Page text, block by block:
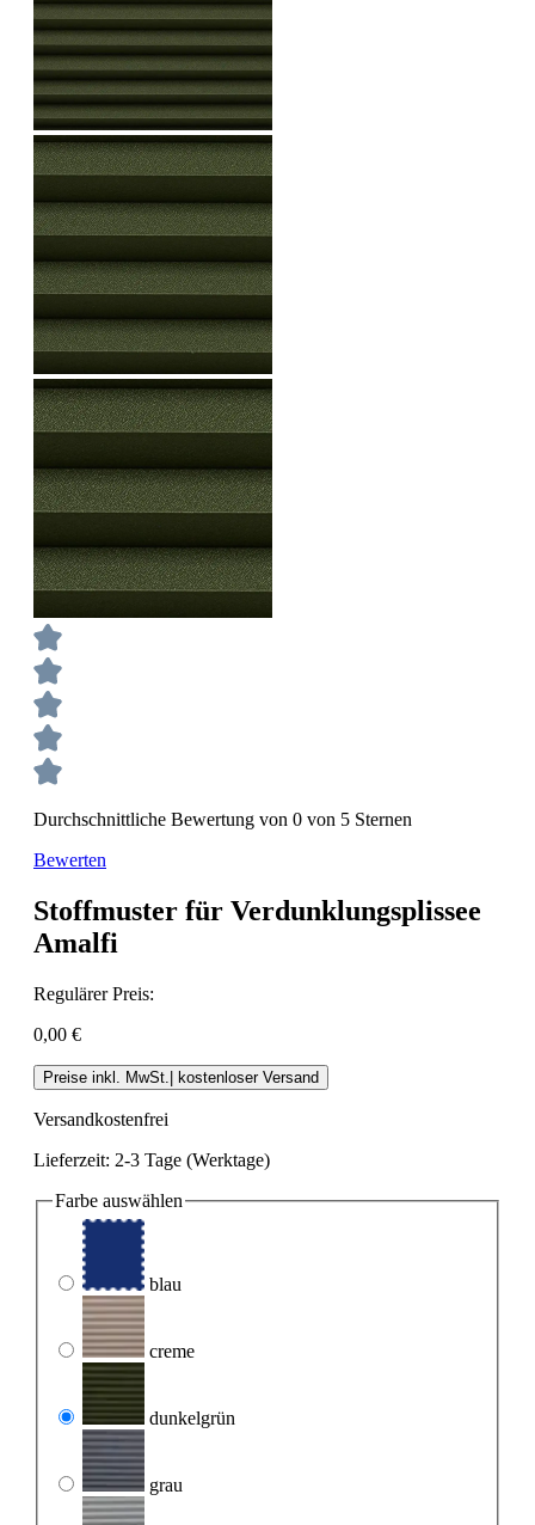
Durchschnittliche Bewertung von 0 von 5 Sternen
Bewerten
Stoffmuster für Verdunklungsplissee
Amalfi
Regulärer Preis:
0,00 €
Preise inkl. MwSt.| kostenloser Versand
Versandkostenfrei
Lieferzeit: 2-3 Tage (Werktage)
Farbe auswählen
blau
creme
dunkelgrün
grau